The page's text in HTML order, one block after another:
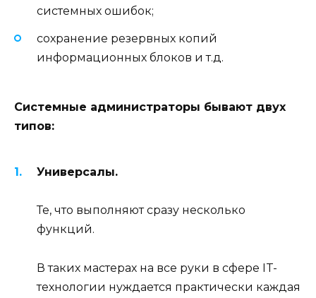
системных ошибок;
сохранение резервных копий
информационных блоков и т.д.
Системные администраторы бывают двух
типов:
Универсалы.
Те, что выполняют сразу несколько
функций.
В таких мастерах на все руки в сфере IT-
технологии нуждается практически каждая